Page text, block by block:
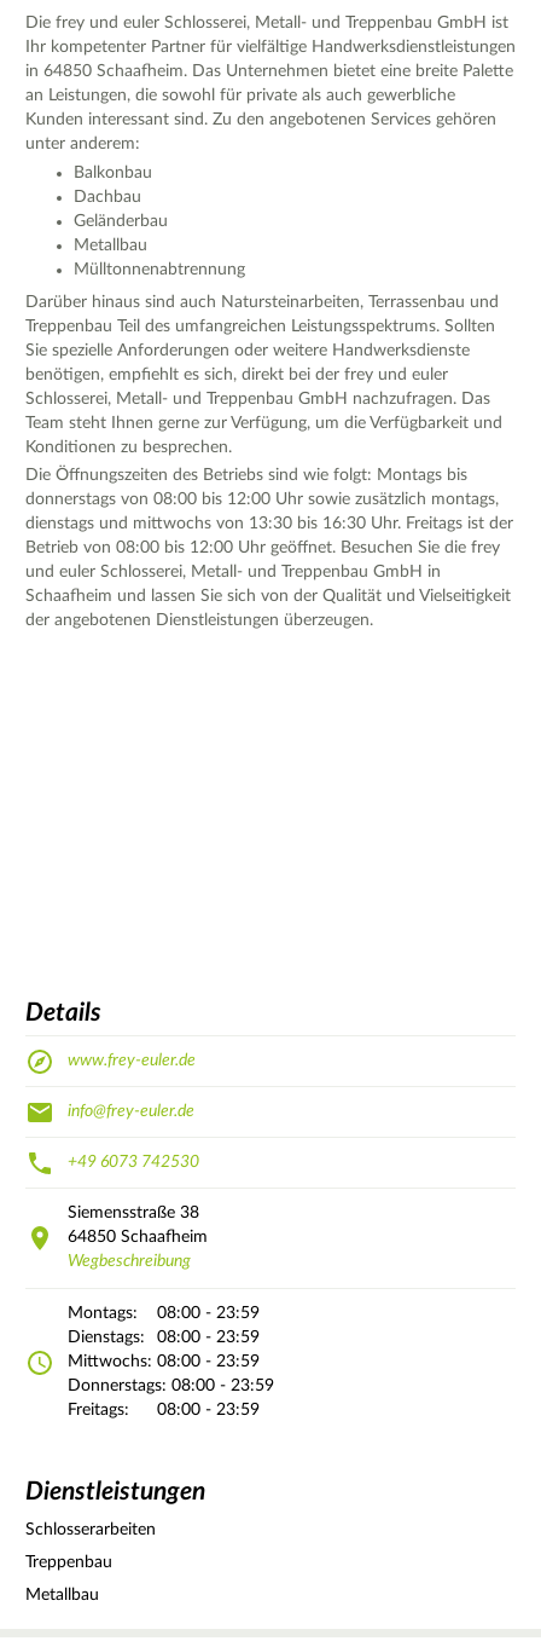
Die frey und euler Schlosserei, Metall- und Treppenbau GmbH ist
Ihr kompetenter Partner für vielfältige Handwerksdienstleistungen
in 64850 Schaafheim. Das Unternehmen bietet eine breite Palette
an Leistungen, die sowohl für private als auch gewerbliche
Kunden interessant sind. Zu den angebotenen Services gehören
unter anderem:
Balkonbau
Dachbau
Geländerbau
Metallbau
Mülltonnenabtrennung
Darüber hinaus sind auch Natursteinarbeiten, Terrassenbau und
Treppenbau Teil des umfangreichen Leistungsspektrums. Sollten
Sie spezielle Anforderungen oder weitere Handwerksdienste
benötigen, empfiehlt es sich, direkt bei der frey und euler
Schlosserei, Metall- und Treppenbau GmbH nachzufragen. Das
Team steht Ihnen gerne zur Verfügung, um die Verfügbarkeit und
Konditionen zu besprechen.
Die Öffnungszeiten des Betriebs sind wie folgt: Montags bis
donnerstags von 08:00 bis 12:00 Uhr sowie zusätzlich montags,
dienstags und mittwochs von 13:30 bis 16:30 Uhr. Freitags ist der
Betrieb von 08:00 bis 12:00 Uhr geöffnet. Besuchen Sie die frey
und euler Schlosserei, Metall- und Treppenbau GmbH in
Schaafheim und lassen Sie sich von der Qualität und Vielseitigkeit
der angebotenen Dienstleistungen überzeugen.
Details
www.frey-euler.de
info@frey-euler.de
+49 6073 742530
Siemensstraße 38
64850 Schaafheim
Wegbeschreibung
Montags:
08:00 - 23:59
Dienstags:
08:00 - 23:59
Mittwochs: 08:00 - 23:59
Donnerstags: 08:00 - 23:59
Freitags:
08:00 - 23:59
Dienstleistungen
Schlosserarbeiten
Treppenbau
Metallbau